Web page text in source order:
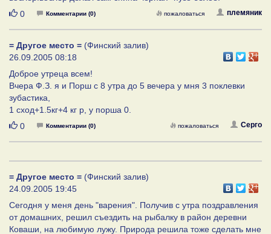
Нравится
0 Комментарии (0) племяник
пожаловаться
= Другое место = (Финский залив)
26.09.2005 08:18
Доброе утреца всем!
Вчера Ф.З. я и Порш с 8 утра до 5 вечера у мня 3 поклевки
зубастика,
1 сход+1.5кг+4 кг p, у порша 0.
Нравится
0 Комментарии (0) Серго
пожаловаться
= Другое место = (Финский залив)
24.09.2005 19:45
Сегодня у меня день "варения". Получив с утра поздравления
от домашних, решил съездить на рыбалку в район деревни
Коваши, на любимую лужу. Природа решила тоже сделать мне